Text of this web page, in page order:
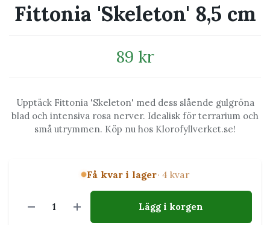
Fittonia 'Skeleton' 8,5 cm
89 kr
Upptäck Fittonia 'Skeleton' med dess slående gulgröna
blad och intensiva rosa nerver. Idealisk för terrarium och
små utrymmen. Köp nu hos Klorofyllverket.se!
Få kvar i lager· 4 kvar
Lägg i korgen